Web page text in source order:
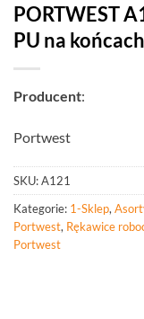
PORTWEST
PU na
Producent:
Portwest
SKU:A121
Kategorie: 1-Sklep,
Portwest, Rękawice
Portwest